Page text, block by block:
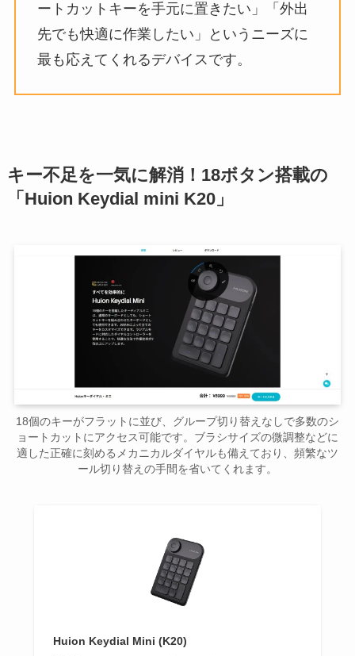
ートカットキーを手元に置きたい」「外出
先でも快適に作業したい」というニーズに
最も応えてくれるデバイスです。
キー不足を一気に解消！18ボタン搭載の
「Huion Keydial mini K20」
18個のキーがフラットに並び、グループ切り替えなしで多数のシ
ョートカットにアクセス可能です。ブラシサイズの微調整などに
適した正確に刻めるメカニカルダイヤルも備えており、頻繁なツ
ール切り替えの手間を省いてくれます。
Huion Keydial Mini (K20)